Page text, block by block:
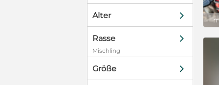
Alter d
Rasse d
Mischling
Größe d